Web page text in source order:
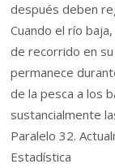
después deben
Cuando el río
de recorrido en
permanece
de la pesca a los
sustancialmente
Paralelo 32.
Estadística